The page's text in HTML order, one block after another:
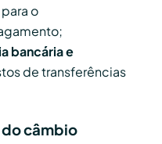
o
bancária e
de transferências
câmbio